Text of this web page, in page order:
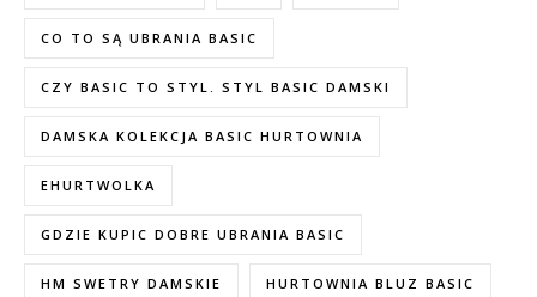
CO TO SĄ UBRANIA BASIC
CZY BASIC TO STYL. STYL BASIC DAMSKI
DAMSKA KOLEKCJA BASIC HURTOWNIA
EHURTWOLKA
GDZIE KUPIC DOBRE UBRANIA BASIC
HM SWETRY DAMSKIE HURTOWNIA BLUZ BASIC